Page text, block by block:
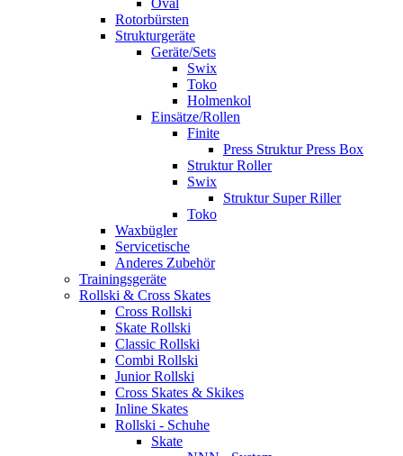
Oval
Rotorbürsten
Strukturgeräte
Geräte/Sets
Swix
Toko
Holmenkol
Einsätze/Rollen
Finite
Press Struktur Press Box
Struktur Roller
Swix
Struktur Super Riller
Toko
Waxbügler
Servicetische
Anderes Zubehör
Trainingsgeräte
Rollski & Cross Skates
Cross Rollski
Skate Rollski
Classic Rollski
Combi Rollski
Junior Rollski
Cross Skates & Skikes
Inline Skates
Rollski - Schuhe
Skate